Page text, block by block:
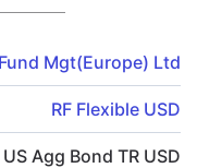
Mgt(Europe) Ltd
RF Flexible USD
Agg Bond TR USD